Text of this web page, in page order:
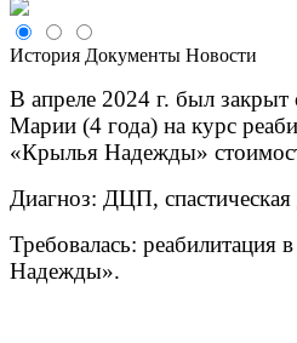
История Документы Новости
В апреле 2024 г. был
Марии (4 года) на курс
«Крылья Надежды»
Диагноз: ДЦП, спастическая
Требовалась:
Надежды».